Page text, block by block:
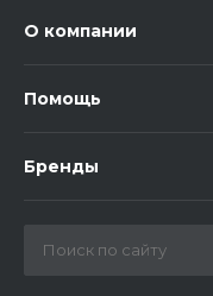
О компании
Помощь
Бренды